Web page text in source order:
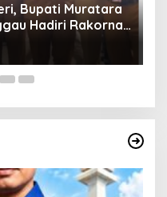
Bupati Muratara
Hadiri Rakornas